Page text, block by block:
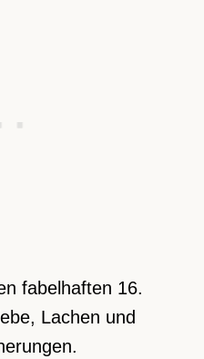
fabelhaften 16.
Lachen und